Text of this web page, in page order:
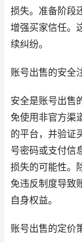
损失。准备阶段
增强买家信任。
续纠纷。
账号出售的安全
安全是账号出售
免使用非官方渠
的平台，并验证
号密码或支付信
损失的可能性。
免违反制度导致
自身权益。
账号出售的定价